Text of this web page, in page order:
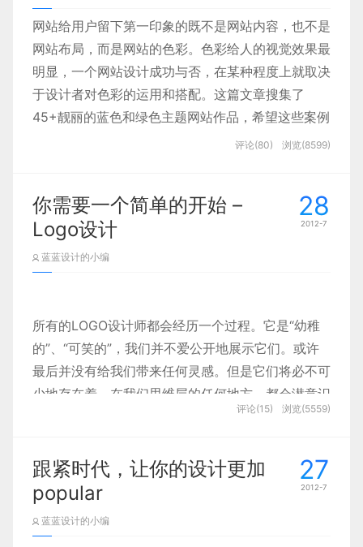
网站给用户留下第一印象的既不是网站内容，也不是
网站布局，而是网站的色彩。色彩给人的视觉效果最
明显，一个网站设计成功与否，在某种程度上就取决
于设计者对色彩的运用和搭配。这篇文章搜集了
45+靓丽的蓝色和绿色主题网站作品，希望这些案例
01. Webs Impact
评论(80) 浏览(8599)
28
2012-7
你需要一个简单的开始 –
Logo设计
蓝蓝设计的小编
所有的LOGO设计师都会经历一个过程。它是“幼稚
的”、“可笑的”，我们并不爱公开地展示它们。或许
最后并没有给我们带来任何灵感。但是它们将必不可
少地存在着，在我们思维层的任何地方，都会潜意识
03年我在一家平面设计公司实习，我有一个1对1的
图，却没有一个成品，枯燥的工作让我离开了，走的
评论(15) 浏览(5559)
27
2012-7
跟紧时代，让你的设计更加
popular
蓝蓝设计的小编